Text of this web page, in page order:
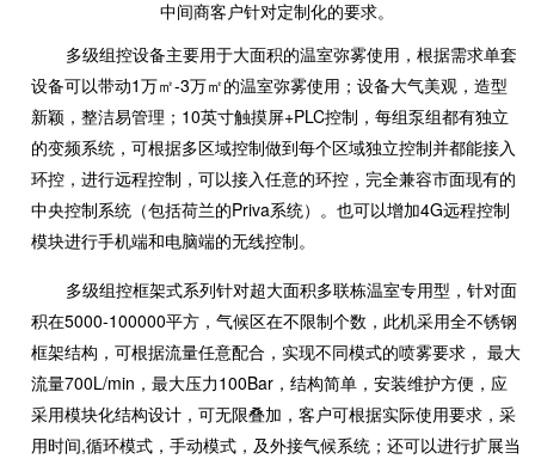
中间商客户针对定制化的要求。
多级组控设备主要用于大面积的温室弥雾使用，根据需求单套
设备可以带动1万㎡-3万㎡的温室弥雾使用；设备大气美观，造型
新颖，整洁易管理；10英寸触摸屏+PLC控制，每组泵组都有独立
的变频系统，可根据多区域控制做到每个区域独立控制并都能接入
环控，进行远程控制，可以接入任意的环控，完全兼容市面现有的
中央控制系统（包括荷兰的Priva系统）。也可以增加4G远程控制
模块进行手机端和电脑端的无线控制。
多级组控框架式系列针对超大面积多联栋温室专用型，针对面
积在5000-100000平方，气候区在不限制个数，此机采用全不锈钢
框架结构，可根据流量任意配合，实现不同模式的喷雾要求， 最大
流量700L/min，最大压力100Bar，结构简单，安装维护方便，应
采用模块化结构设计，可无限叠加，客户可根据实际使用要求，采
用时间,循环模式，手动模式，及外接气候系统；还可以进行扩展当